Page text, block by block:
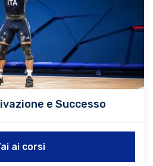
e Successo
ai corsi